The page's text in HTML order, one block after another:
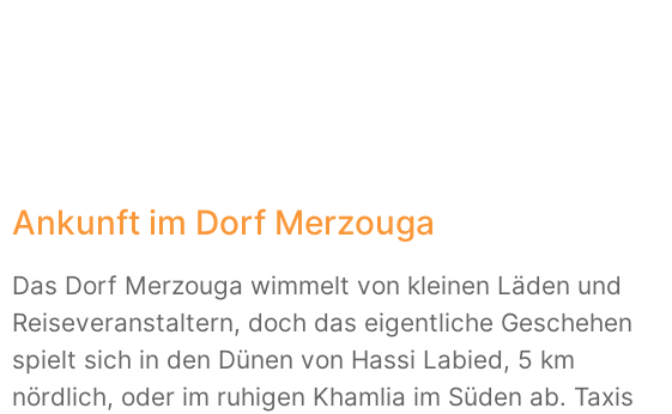
Ankunft im Dorf Merzouga
Das Dorf Merzouga wimmelt von kleinen Läden und
Reiseveranstaltern, doch das eigentliche Geschehen
spielt sich in den Dünen von Hassi Labied, 5 km
nördlich, oder im ruhigen Khamlia im Süden ab. Taxis